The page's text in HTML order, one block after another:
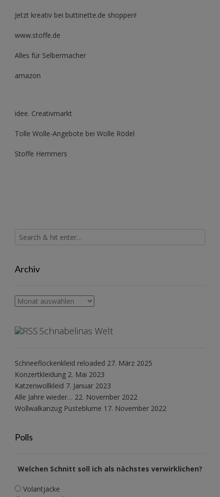
Jetzt kreativ bei buttinette.de shoppen!
www.stoffe.de
Alles für Selbermacher
amazon
idee. Creativmarkt
Tolle Wolle-Angebote bei Wolle Rödel
Stoffe Hemmers
Archiv
Archiv
Schnabelinas Welt
Schneeflockenkleid reloaded 27. März 2025
Konzertkleidung 2. Mai 2023
Katzenwollkleid 7. Januar 2023
Alle Jahre wieder… 22. November 2022
Wollwalkanzug Pusteblume 17. November 2022
Polls
Welchen Schnitt soll ich als nächstes verwirklichen?
Volantjacke